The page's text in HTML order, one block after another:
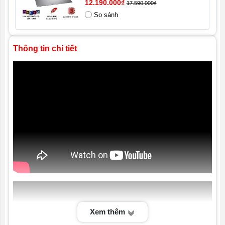
Pin 4 cell 54 Wh
Hệ điều hành Windows 11 Home + Office Student
Mới 100% Full box. Nhập khẩu
12.190.000₫ 17.590.000₫
So sánh
Thông tin chi tiết
Xem thêm